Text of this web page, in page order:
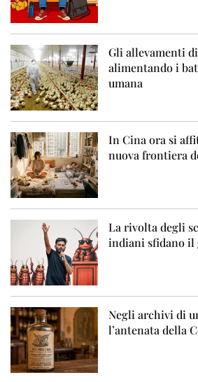
Gli allevamenti
alimentando i
umana
In Cina ora si
nuova frontiera
La rivolta degli
indiani sfidano il
Negli archivi di
l’antenata della